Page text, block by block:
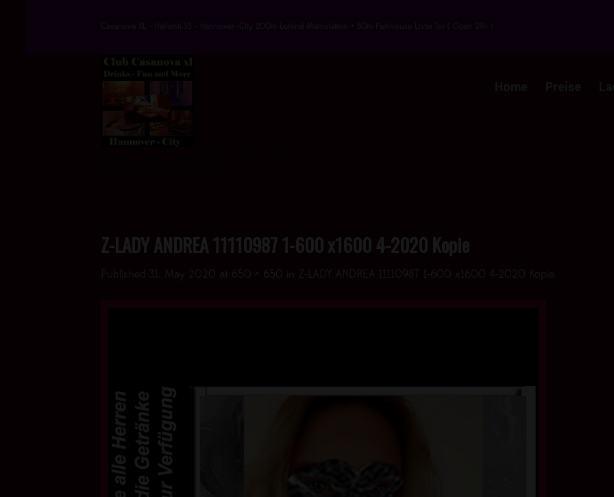
Casanova XL - Hallerstr.35 - Hannover -City 200m behind Mainstation + 80m Parkhouse Lister Tor ( Open 24h )
Z-LADY ANDREA 11110987 1-600 x1600 4-2020 Kopie
Published 31. May 2020 at 650 × 650 Z-LADY ANDREA 11110987 1-600 x1600 4-2020 Kopie